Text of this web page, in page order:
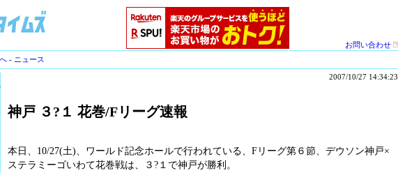
お問い合わせ
- ニュース
2007/10/27 14:34:23
神戸 ３?１ 花巻/Fリーグ速報
本日、10/27(土)、ワールド記念ホールで行われている、Fリーグ第６節、デウソン神戸×
ステラミーゴいわて花巻戦は、３?１で神戸が勝利。